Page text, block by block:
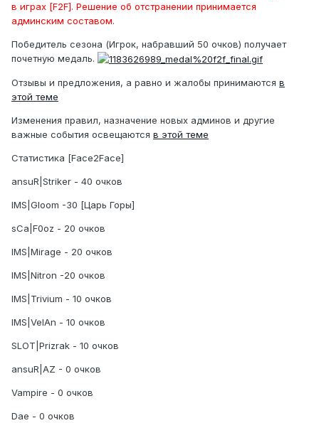
в играх [F2F]. Решение об отстранении принимается
админским составом.
Победитель сезона (Игрок, набравший 50 очков) получает
почетную медаль.
Отзывы и предложения, а равно и жалобы принимаются в
этой теме
Изменения правил, назначение новых админов и другие
важные события освещаются в этой теме
Статистика [Face2Face]
ansuR|Striker - 40 очков
IMS|Gloom -30 [Царь Горы]
sCa|F0oz - 20 очков
IMS|Mirage - 20 очков
IMS|Nitron -20 очков
IMS|Trivium - 10 очков
IMS|VelAn - 10 очков
SLOT|Prizrak - 10 очков
ansuR|AZ - 0 очков
Vampire - 0 очков
Dae - 0 очков